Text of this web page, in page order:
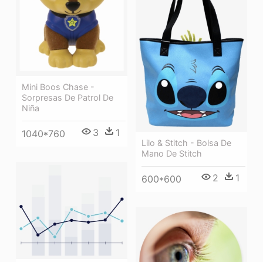
Mini Boos Chase -
Sorpresas De Patrol De
Niña
1040*760 3 1
Lilo & Stitch - Bolsa De
Mano De Stitch
600*600 2 1